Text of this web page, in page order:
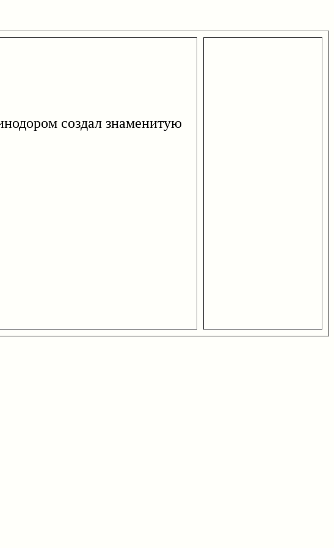
создал знаменитую